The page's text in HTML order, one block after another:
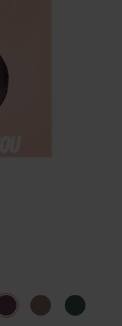
32
Drama
34
Better It